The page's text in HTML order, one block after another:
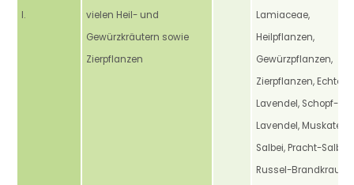
I.
vielen Heil- und
Gewürzkräutern sowie
Zierpflanzen
Lamiaceae,
Heilpflanzen,
Gewürzpflanzen,
Zierpflanzen, Echter
Lavendel, Schopf-
Lavendel,
Salbei, Pracht-Salbei,
Russel-Brandkraut,